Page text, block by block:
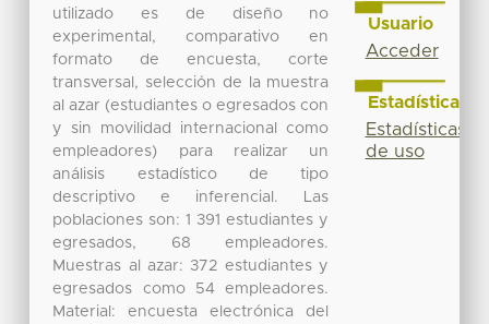
utilizado es de diseño no
experimental, comparativo en
formato de encuesta, corte
transversal, selección de la muestra
al azar (estudiantes o egresados con
y sin movilidad internacional como
empleadores) para realizar un
análisis estadístico de tipo
descriptivo e inferencial. Las
poblaciones son: 1 391 estudiantes y
egresados, 68 empleadores.
Muestras al azar: 372 estudiantes y
egresados como 54 empleadores.
Material: encuesta electrónica del
Usuario
Acceder
Estadísticas
Estadísticas
de uso